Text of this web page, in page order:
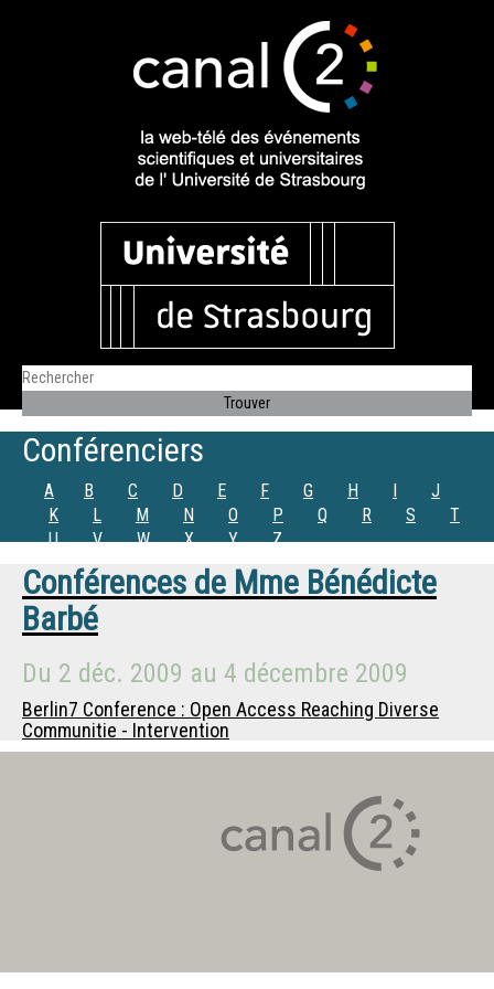
Conférenciers
A B C D E F G H I
J
K
L M N O P Q R S
T
U
V W X Y Z
Conférences de Mme Bénédicte
Barbé
Du 2 déc. 2009 au 4 décembre 2009
Berlin7 Conference : Open Access Reaching Diverse
Communitie - Intervention